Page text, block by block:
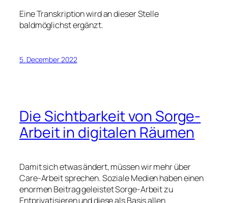
Eine Transkription wird an dieser Stelle
baldmöglichst ergänzt.
5. December 2022
Die Sichtbarkeit von Sorge-
Arbeit in digitalen Räumen
Damit sich etwas ändert, müssen wir mehr über
Care-Arbeit sprechen. Soziale Medien haben einen
enormen Beitrag geleistet Sorge-Arbeit zu
Entprivatisieren und diese als Basis allen